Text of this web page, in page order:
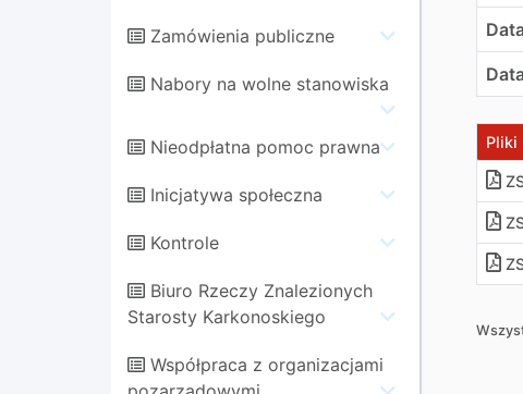
Zamówienia publiczne
Nabory na wolne stanowiska
Nieodpłatna pomoc prawna
Inicjatywa społeczna
Kontrole
Biuro Rzeczy Znalezionych
Starosty Karkonoskiego
Współpraca z organizacjami
Pliki